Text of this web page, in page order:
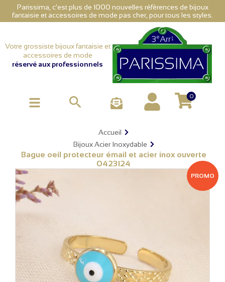
Parissima, c'est plus de 1000 nouvelles références de bijoux
fantaisie et accessoires de mode pas cher, pour tous les styles.
Votre grossiste bijoux fantaisie et
accessoires de mode
réservé aux professionnels
 0
Accueil
Bijoux Acier Inoxydable
Bague oeil protecteur émail et acier inox ouverte
0423124
PROMO